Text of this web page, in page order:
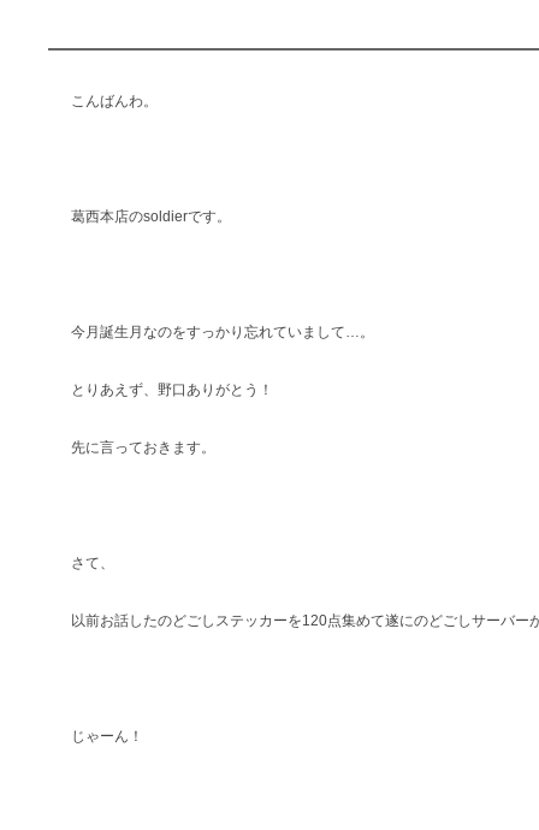
こんばんわ。
葛西本店のsoldierです。
今月誕生月なのをすっかり忘れていまして…。
とりあえず、野口ありがとう！
先に言っておきます。
さて、
以前お話したのどごしステッカーを120点集めて遂にのどごしサーバー
じゃーん！